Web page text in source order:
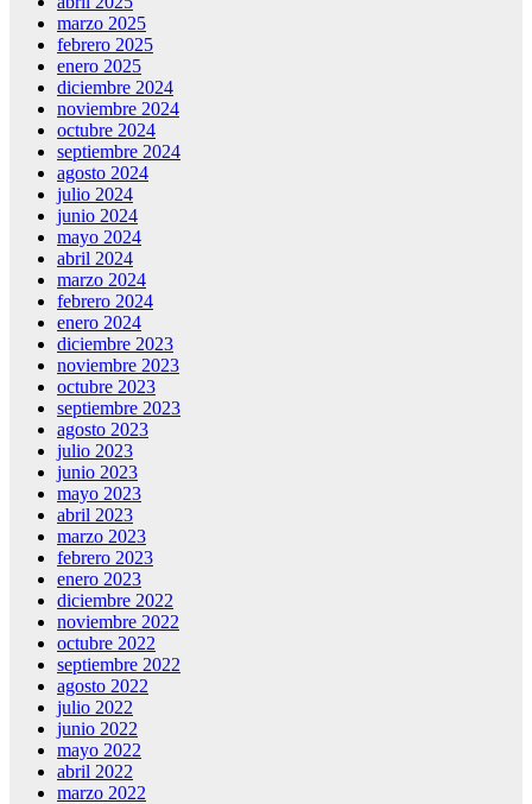
marzo 2025
febrero 2025
enero 2025
diciembre 2024
noviembre 2024
octubre 2024
septiembre 2024
agosto 2024
julio 2024
junio 2024
mayo 2024
abril 2024
marzo 2024
febrero 2024
enero 2024
diciembre 2023
noviembre 2023
octubre 2023
septiembre 2023
agosto 2023
julio 2023
junio 2023
mayo 2023
abril 2023
marzo 2023
febrero 2023
enero 2023
diciembre 2022
noviembre 2022
octubre 2022
septiembre 2022
agosto 2022
julio 2022
junio 2022
mayo 2022
abril 2022
marzo 2022